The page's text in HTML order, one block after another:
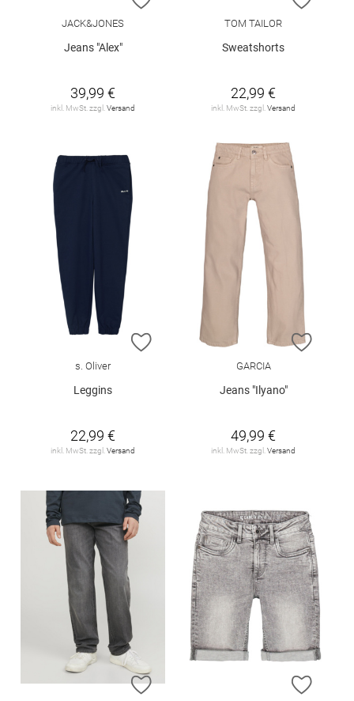
JACK&JONES
Jeans "Alex"
39,99 €
inkl. MwSt. zzgl. Versand
TOM TAILOR
Sweatshorts
22,99 €
inkl. MwSt. zzgl. Versand
ZUR WUNSCHLISTE HINZUFÜGEN
s. Oliver
Leggins
22,99 €
inkl. MwSt. zzgl. Versand
ZUR
GARCIA
Jeans "Ilyano"
49,99 €
inkl. MwSt. zzgl. Versand
ZUR WUNSCHLISTE HINZUFÜGEN
ZUR